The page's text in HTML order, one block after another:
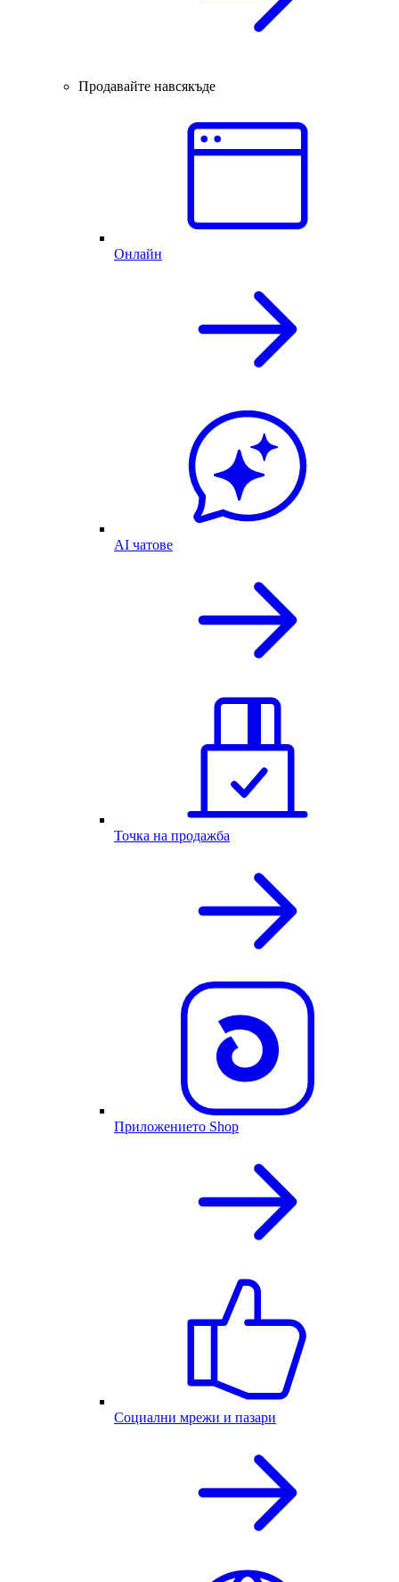
Продавайте навсякъде
Онлайн
AI чатове
Точка на продажба
Приложението Shop
Социални мрежи и пазари